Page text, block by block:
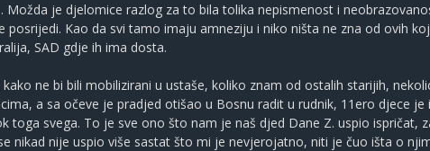
Možda je djelomice razlog za to bila tolika nepismenost i
Kao da svi tamo imaju amneziju i niko ništa ne zna od ovih
SAD gdje ih ima dosta.
ne bi bili mobilizirani u ustaše, koliko znam od ostalih starijih,
a sa očeve je pradjed otišao u Bosnu radit u rudnik, 11ero djece
toga svega. To je sve ono što nam je naš djed Dane Z. uspio ispričat,
nikad nije uspio više sastat što mi je nevjerojatno, niti je čuo išta o